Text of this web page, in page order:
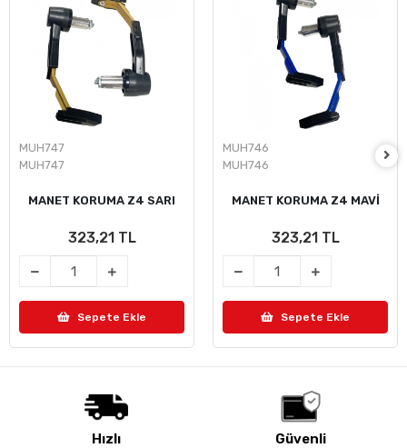
MUH747
MUH747
MANET KORUMA Z4 SARI
323,21 TL
Sepete Ekle
MUH746
MUH746
MANET KORUMA Z4 MAVİ
323,21 TL
Sepete Ekle
Hızlı Güvenli